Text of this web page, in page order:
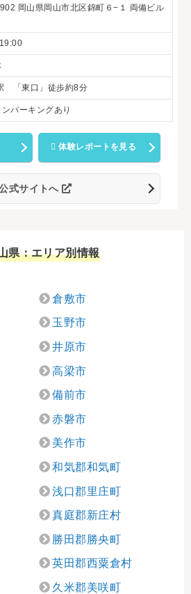
岡山県岡山市北区錦町６−１ 両備ビル
「東口」徒歩約8分
パーキングあり
体験レポートを見る
式サイトへ
県：エリア別情報
倉敷市
玉野市
井原市
高梁市
備前市
赤磐市
美作市
和気郡和気町
浅口郡里庄町
真庭郡新庄村
勝田郡勝央町
英田郡西粟倉村
久米郡美咲町